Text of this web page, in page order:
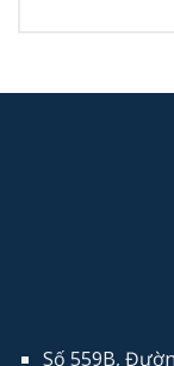
Số 559B,